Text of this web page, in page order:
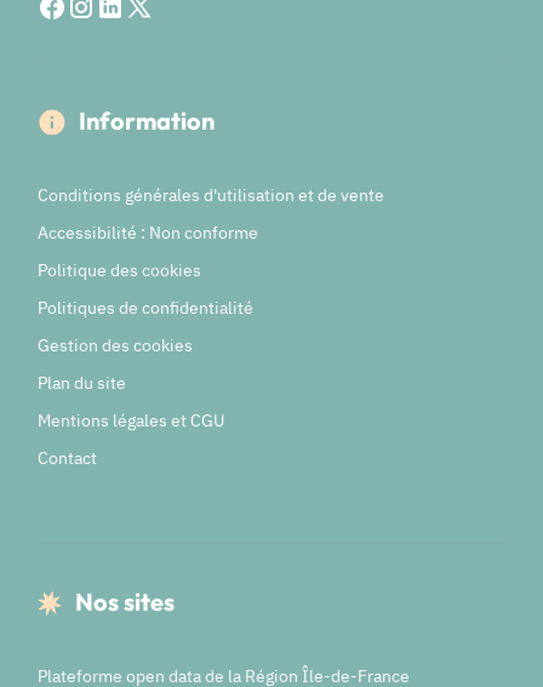
Information
Conditions générales d'utilisation et de vente
Accessibilité : Non conforme
Politique des cookies
Politiques de confidentialité
Gestion des cookies
Plan du site
Mentions légales et CGU
Contact
Nos sites
Plateforme open data de la Région Île-de-France